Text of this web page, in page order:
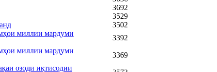
3692
3529
3502
миллии мардуми
3392
миллии мардуми
3369
озоди иқтисодии